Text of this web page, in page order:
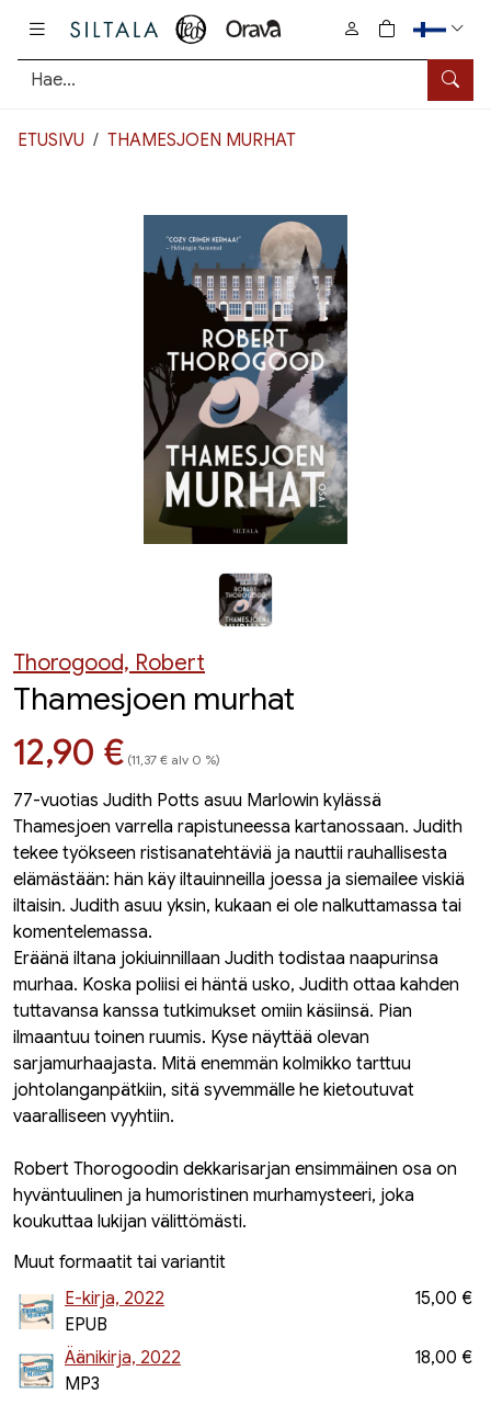
Hae
0
tuotetta
ETUSIVU THAMESJOEN MURHAT
Thorogood, Robert
Thamesjoen murhat
Hinta nyt
12,90 € (11,37 € alv 0 %)
77-vuotias Judith Potts asuu Marlowin kylässä
Thamesjoen varrella rapistuneessa kartanossaan. Judith
tekee työkseen ristisanatehtäviä ja nauttii rauhallisesta
elämästään: hän käy iltauinneilla joessa ja siemailee viskiä
iltaisin. Judith asuu yksin, kukaan ei ole nalkuttamassa tai
komentelemassa.
Eräänä iltana jokiuinnillaan Judith todistaa naapurinsa
murhaa. Koska poliisi ei häntä usko, Judith ottaa kahden
tuttavansa kanssa tutkimukset omiin käsiinsä. Pian
ilmaantuu toinen ruumis. Kyse näyttää olevan
sarjamurhaajasta. Mitä enemmän kolmikko tarttuu
johtolanganpätkiin, sitä syvemmälle he kietoutuvat
vaaralliseen vyyhtiin.
Robert Thorogoodin dekkarisarjan ensimmäinen osa on
hyväntuulinen ja humoristinen murhamysteeri, joka
koukuttaa lukijan välittömästi.
Muut formaatit tai variantit
E-kirja, 2022
EPUB
15,00 €
Äänikirja, 2022
MP3
18,00 €